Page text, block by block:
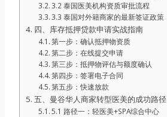
3.2 泰国医美机构资质审批流程
3.3 泰国对外籍商家的最新签证政策
四、库存抵押贷款申请实战指南
第一步：确认抵押物资质
第二步：在线提交申请
第三步：抵押物评估与额度确认
第四步：签署电子合同
第五步：快速放款
五、曼谷华人商家转型医美的成功路径
5.1 路径一：轻医美+SPA综合中心